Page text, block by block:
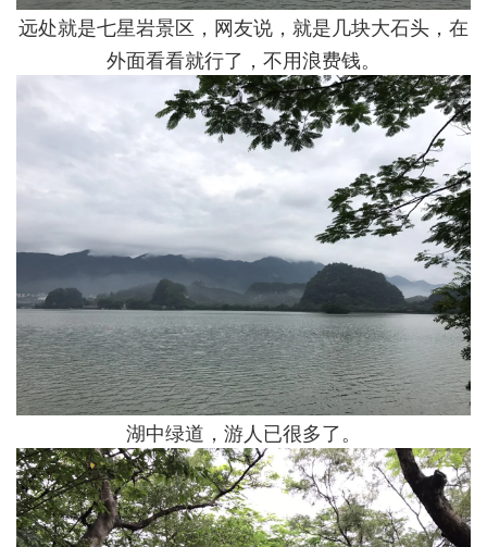
远处就是七星岩景区，网友说，就是几块大石头，在
外面看看就行了，不用浪费钱。
湖中绿道，游人已很多了。